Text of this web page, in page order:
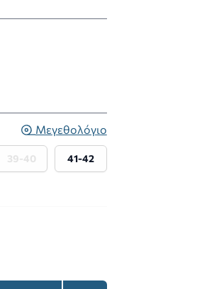
Μεγεθολόγιο
39-40 41-42